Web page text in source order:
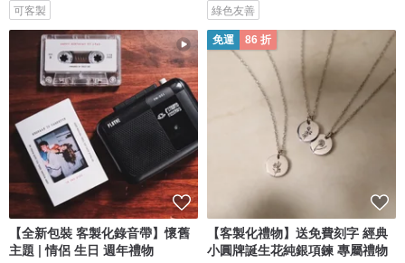
可客製 綠色友善
【全新包裝 客製化錄音帶】懷舊
主題 | 情侶 生日 週年禮物
免運 86 折
【客製化禮物】送免費刻字 經典
小圓牌誕生花純銀項鍊 專屬禮物